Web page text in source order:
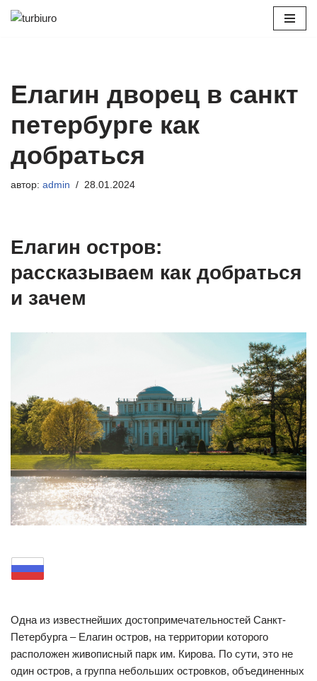
Елагин дворец в санкт
петербурге как
добраться
автор: admin 28.01.2024
Елагин остров:
рассказываем как добраться
и зачем
Одна из известнейших достопримечательностей Санкт-
Петербурга – Елагин остров, на территории которого
расположен живописный парк им. Кирова. По сути, это не
один остров, а группа небольших островков, объединенных